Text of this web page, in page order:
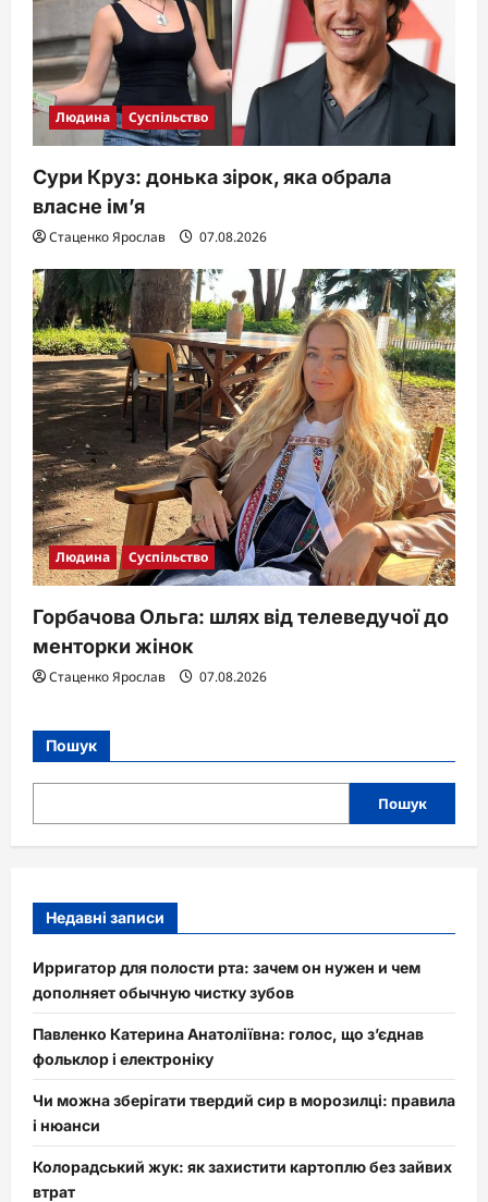
Людина Суспільство
Сури Круз: донька зірок, яка обрала
власне ім’я
Стаценко Ярослав 07.08.2026
Людина Суспільство
Горбачова Ольга: шлях від телеведучої до
менторки жінок
Стаценко Ярослав 07.08.2026
Пошук
Пошук
Недавні записи
Ирригатор для полости рта: зачем он нужен и чем
дополняет обычную чистку зубов
Павленко Катерина Анатоліївна: голос, що з’єднав
фольклор і електроніку
Чи можна зберігати твердий сир в морозилці: правила
і нюанси
Колорадський жук: як захистити картоплю без зайвих
втрат